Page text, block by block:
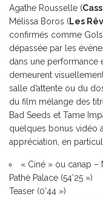
Agathe Rousselle (
Mélissa Boros (Les
confirmés comme
dépassée par les
dans une performance
demeurent
salle d’attente ou du
du film mélange des
Bad Seeds et Tame
quelques bonus vidéo
appréciation, en
« Ciné » ou canap –
Pathé Palace (54’25 »)
Teaser (0’44 »)